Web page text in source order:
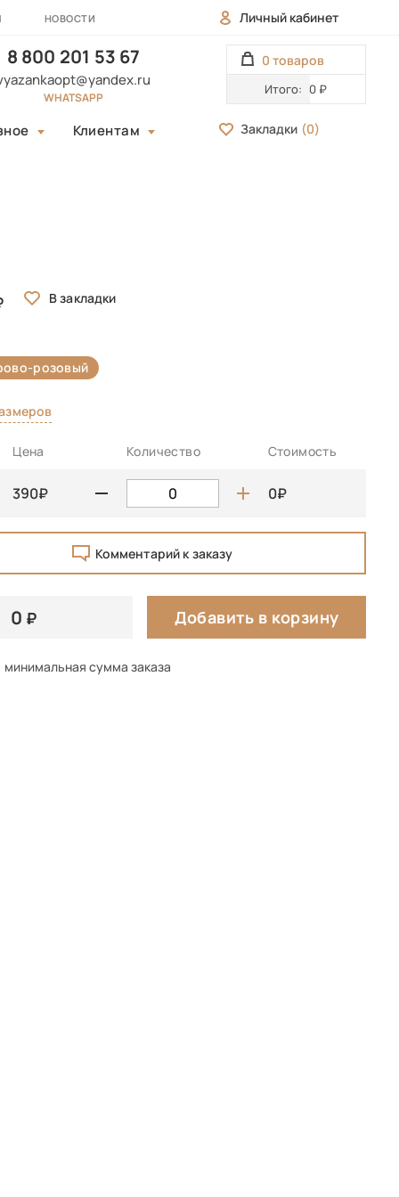
НОВОСТИ Личный кабинет
8 800 201 53 67
WHATSAPP
0 товаров
Итого: 0 ₽
Клиентам Закладки (0)
розовый
Цена Количество Стоимость
390 0
Комментарий к заказу
0 Добавить в корзину
минимальная сумма заказа